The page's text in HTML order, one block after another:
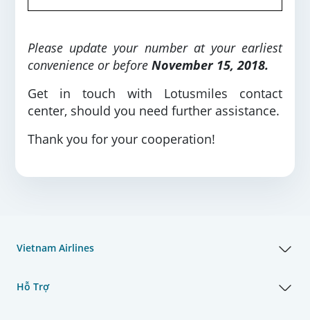
Please update your number at your earliest
convenience or before November 15, 2018.
Get in touch with Lotusmiles contact
center, should you need further assistance.
Thank you for your cooperation!
Vietnam Airlines
Hỗ Trợ